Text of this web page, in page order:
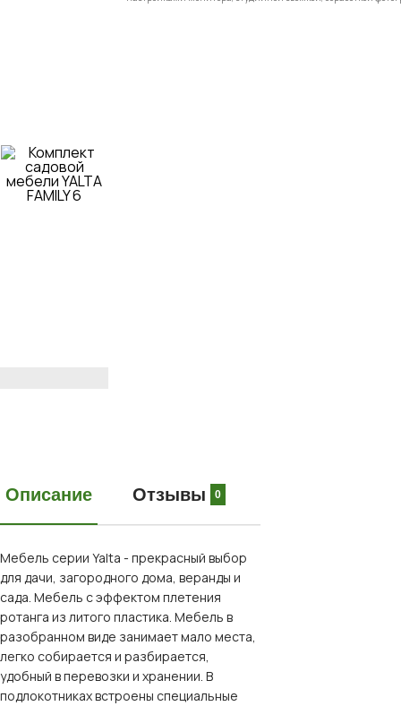
Описание Отзывы 0
Мебель серии Yalta - прекрасный выбор
для дачи, загородного дома, веранды и
сада. Мебель с эффектом плетения
ротанга из литого пластика. Мебель в
разобранном виде занимает мало места,
легко собирается и разбирается,
удобный в перевозки и хранении. В
подлокотниках встроены специальные